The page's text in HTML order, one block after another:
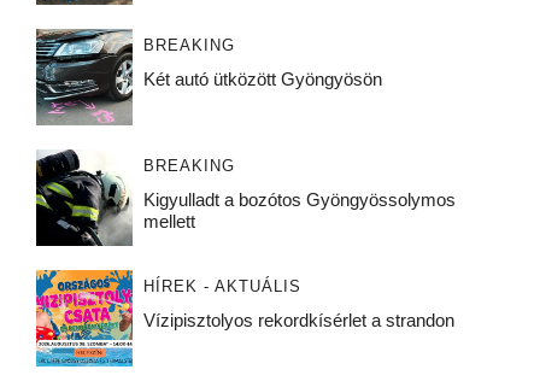
BREAKING
Két autó ütközött Gyöngyösön
BREAKING
Kigyulladt a bozótos Gyöngyössolymos
mellett
HÍREK - AKTUÁLIS
Vízipisztolyos rekordkísérlet a strandon